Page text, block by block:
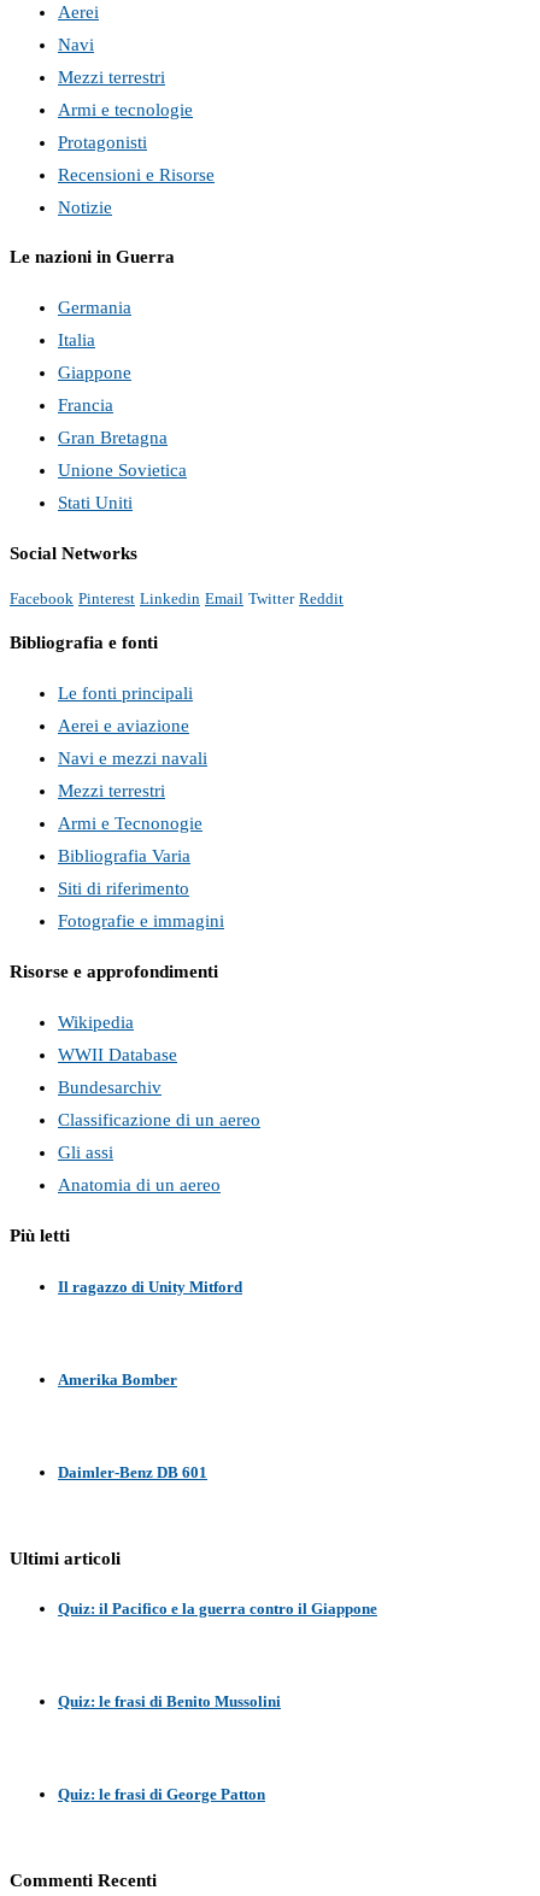
Aerei
Navi
Mezzi terrestri
Armi e tecnologie
Protagonisti
Recensioni e Risorse
Notizie
Le nazioni in Guerra
Germania
Italia
Giappone
Francia
Gran Bretagna
Unione Sovietica
Stati Uniti
Social Networks
Facebook Pinterest Linkedin Email Twitter Reddit
Bibliografia e fonti
Le fonti principali
Aerei e aviazione
Navi e mezzi navali
Mezzi terrestri
Armi e Tecnonogie
Bibliografia Varia
Siti di riferimento
Fotografie e immagini
Risorse e approfondimenti
Wikipedia
WWII Database
Bundesarchiv
Classificazione di un aereo
Gli assi
Anatomia di un aereo
Più letti
Il ragazzo di Unity Mitford
Amerika Bomber
Daimler-Benz DB 601
Ultimi articoli
Quiz: il Pacifico e la guerra contro il Giappone
Quiz: le frasi di Benito Mussolini
Quiz: le frasi di George Patton
Commenti Recenti